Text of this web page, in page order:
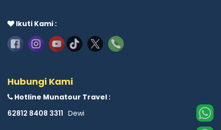
Ikuti Kami :
Hubungi Kami
Hotline Munatour Travel :
62812 8408 3311 Dewi